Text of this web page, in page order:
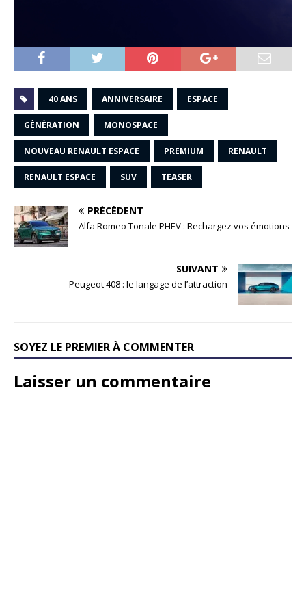
40 ANS ANNIVERSAIRE ESPACE
GÉNÉRATION MONOSPACE
NOUVEAU RENAULT ESPACE PREMIUM RENAULT
RENAULT ESPACE SUV TEASER
PRÉCÉDENT
Alfa Romeo Tonale PHEV : Rechargez vos émotions
SUIVANT
Peugeot 408 : le langage de l’attraction
SOYEZ LE PREMIER À COMMENTER
Laisser un commentaire